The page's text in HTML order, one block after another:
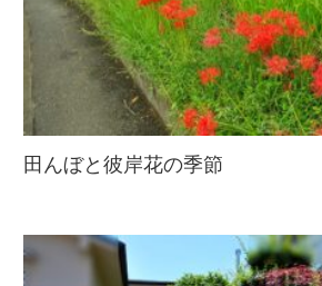
田んぼと彼岸花の季節